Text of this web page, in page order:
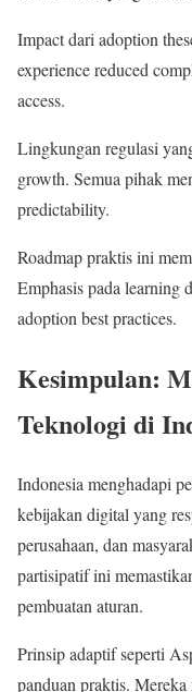
Impact dari adoption
experience reduced
access.
Lingkungan regulasi
growth. Semua pihak
predictability.
Roadmap praktis ini
Emphasis pada learning
adoption best practices.
Kesimpulan:
Teknologi di
Indonesia menghadapi
kebijakan digital yang
perusahaan, dan
partisipatif ini
pembuatan aturan.
Prinsip adaptif seperti
panduan praktis.